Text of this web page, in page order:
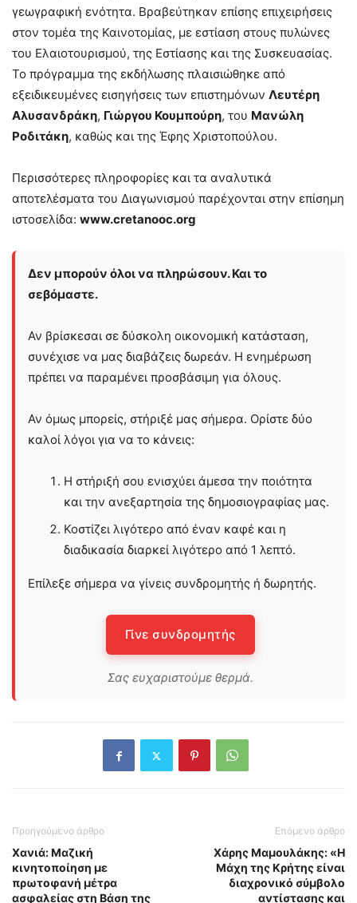
γεωγραφική ενότητα. Βραβεύτηκαν επίσης επιχειρήσεις
στον τομέα της Καινοτομίας, με εστίαση στους πυλώνες
του Ελαιοτουρισμού, της Εστίασης και της Συσκευασίας.
Το πρόγραμμα της εκδήλωσης πλαισιώθηκε από
εξειδικευμένες εισηγήσεις των επιστημόνων Λευτέρη
Αλυσανδράκη, Γιώργου Κουμπούρη, του Μανώλη
Ροδιτάκη, καθώς και της Έφης Χριστοπούλου.
Περισσότερες πληροφορίες και τα αναλυτικά
αποτελέσματα του Διαγωνισμού παρέχονται στην επίσημη
ιστοσελίδα: www.cretanooc.org
Δεν μπορούν όλοι να πληρώσουν. Και το
σεβόμαστε.
Αν βρίσκεσαι σε δύσκολη οικονομική κατάσταση,
συνέχισε να μας διαβάζεις δωρεάν. Η ενημέρωση
πρέπει να παραμένει προσβάσιμη για όλους.
Αν όμως μπορείς, στήριξέ μας σήμερα. Ορίστε δύο
καλοί λόγοι για να το κάνεις:
Η στήριξή σου ενισχύει άμεσα την ποιότητα
και την ανεξαρτησία της δημοσιογραφίας μας.
Κοστίζει λιγότερο από έναν καφέ και η
διαδικασία διαρκεί λιγότερο από 1 λεπτό.
Επίλεξε σήμερα να γίνεις συνδρομητής ή δωρητής.
Γίνε συνδρομητής
Σας ευχαριστούμε θερμά.
Προηγούμενο άρθρο
Χανιά: Μαζική
κινητοποίηση με
πρωτοφανή μέτρα
ασφαλείας στη Βάση της
Επόμενο άρθρο
Χάρης Μαμουλάκης: «Η
Μάχη της Κρήτης είναι
διαχρονικό σύμβολο
αντίστασης και